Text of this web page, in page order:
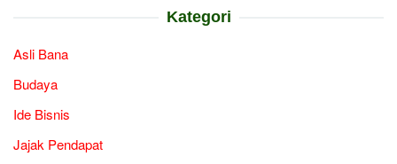
Kategori
Asli Bana
Budaya
Ide Bisnis
Jajak Pendapat